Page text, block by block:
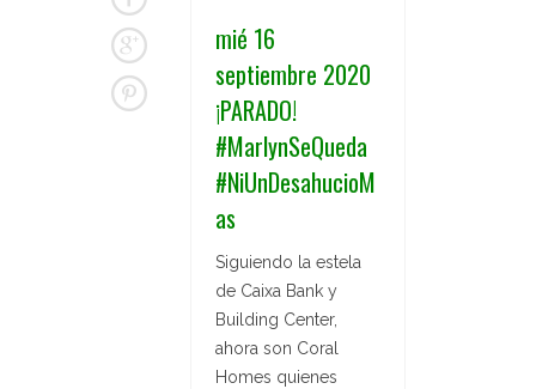
mié 16
septiembre 2020
¡PARADO!
#MarlynSeQueda
#NiUnDesahucioM
as
Siguiendo la estela
de Caixa Bank y
Building Center,
ahora son Coral
Homes quienes